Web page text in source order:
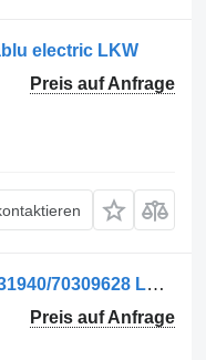
electric LKW
Preis auf Anfrage
Oglindă retrovizoare stânga pentru 70331940 Rückspiegel für Volvo 70331940/70309628 LKW
Preis auf Anfrage